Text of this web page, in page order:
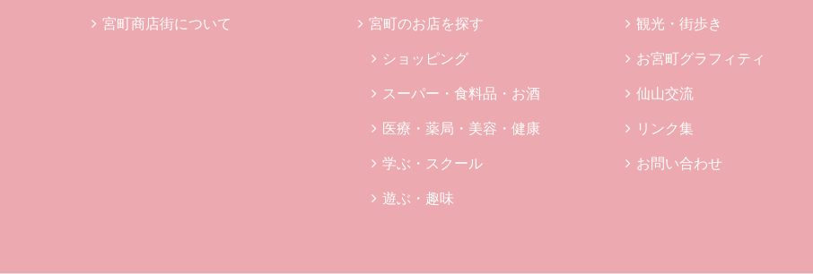
宮町商店街について 宮町のお店を探す
ショッピング
スーパー・食料品・お酒
医療・薬局・美容・健康
学ぶ・スクール
遊ぶ・趣味
観光・街歩き
お宮町グラフィティ
仙山交流
リンク集
お問い合わせ